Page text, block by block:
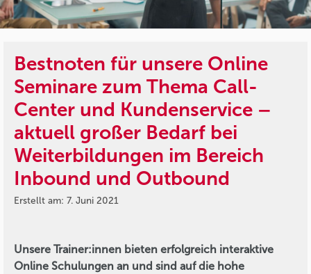
Bestnoten für unsere Online
Seminare zum Thema Call-
Center und Kundenservice –
aktuell großer Bedarf bei
Weiterbildungen im Bereich
Inbound und Outbound
Erstellt am: 7. Juni 2021
Unsere Trainer:innen bieten erfolgreich interaktive
Online Schulungen an und sind auf die hohe